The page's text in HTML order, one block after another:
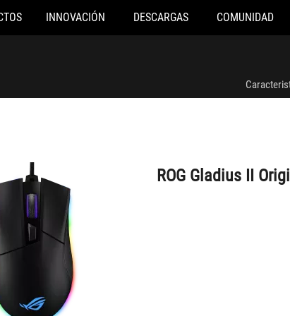
INNOVACIÓN DESCARGAS COMUNIDAD
ROG Gladius II
ROG Gladius II Origin